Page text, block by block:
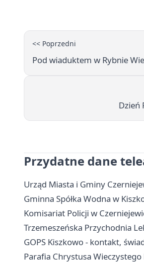
<< Poprzedni
Pod wiaduktem w Rybnie
Dzień
Przydatne dane
Urząd Miasta i Gminy
Gminna Spółka Wodna w
Komisariat Policji w
Trzemeszeńska Przychodnia
GOPS Kiszkowo - kontakt,
Parafia Chrystusa